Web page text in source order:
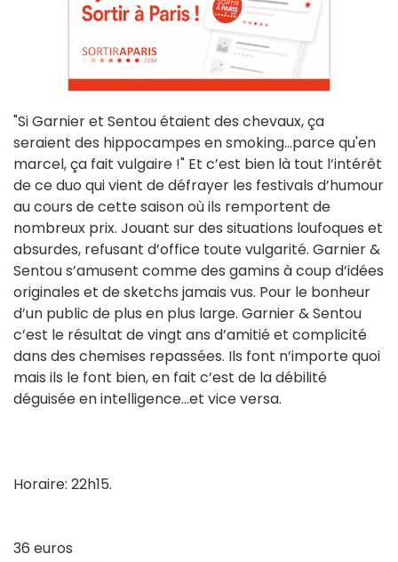
"Si Garnier et Sentou étaient des chevaux, ça
seraient des hippocampes en smoking...parce qu'en
marcel, ça fait vulgaire !" Et c’est bien là tout l’intérêt
de ce duo qui vient de défrayer les festivals d’humour
au cours de cette saison où ils remportent de
nombreux prix. Jouant sur des situations loufoques et
absurdes, refusant d’office toute vulgarité. Garnier &
Sentou s’amusent comme des gamins à coup d’idées
originales et de sketchs jamais vus. Pour le bonheur
d’un public de plus en plus large. Garnier & Sentou
c’est le résultat de vingt ans d’amitié et complicité
dans des chemises repassées. Ils font n’importe quoi
mais ils le font bien, en fait c’est de la débilité
déguisée en intelligence…et vice versa.
Horaire: 22h15.
36 euros